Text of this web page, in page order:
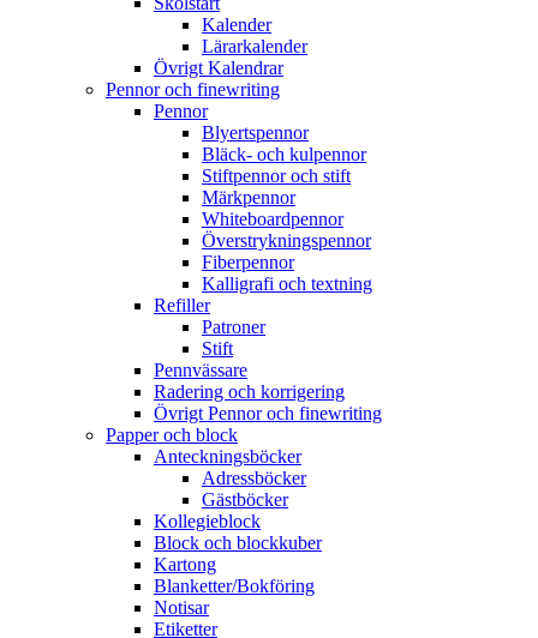
Kalender
Lärarkalender
Övrigt Kalendrar
Pennor och finewriting
Pennor
Blyertspennor
Bläck- och kulpennor
Stiftpennor och stift
Märkpennor
Whiteboardpennor
Överstrykningspennor
Fiberpennor
Kalligrafi och textning
Refiller
Patroner
Stift
Pennvässare
Radering och korrigering
Övrigt Pennor och finewriting
Papper och block
Anteckningsböcker
Adressböcker
Gästböcker
Kollegieblock
Block och blockkuber
Kartong
Blanketter/Bokföring
Notisar
Etiketter